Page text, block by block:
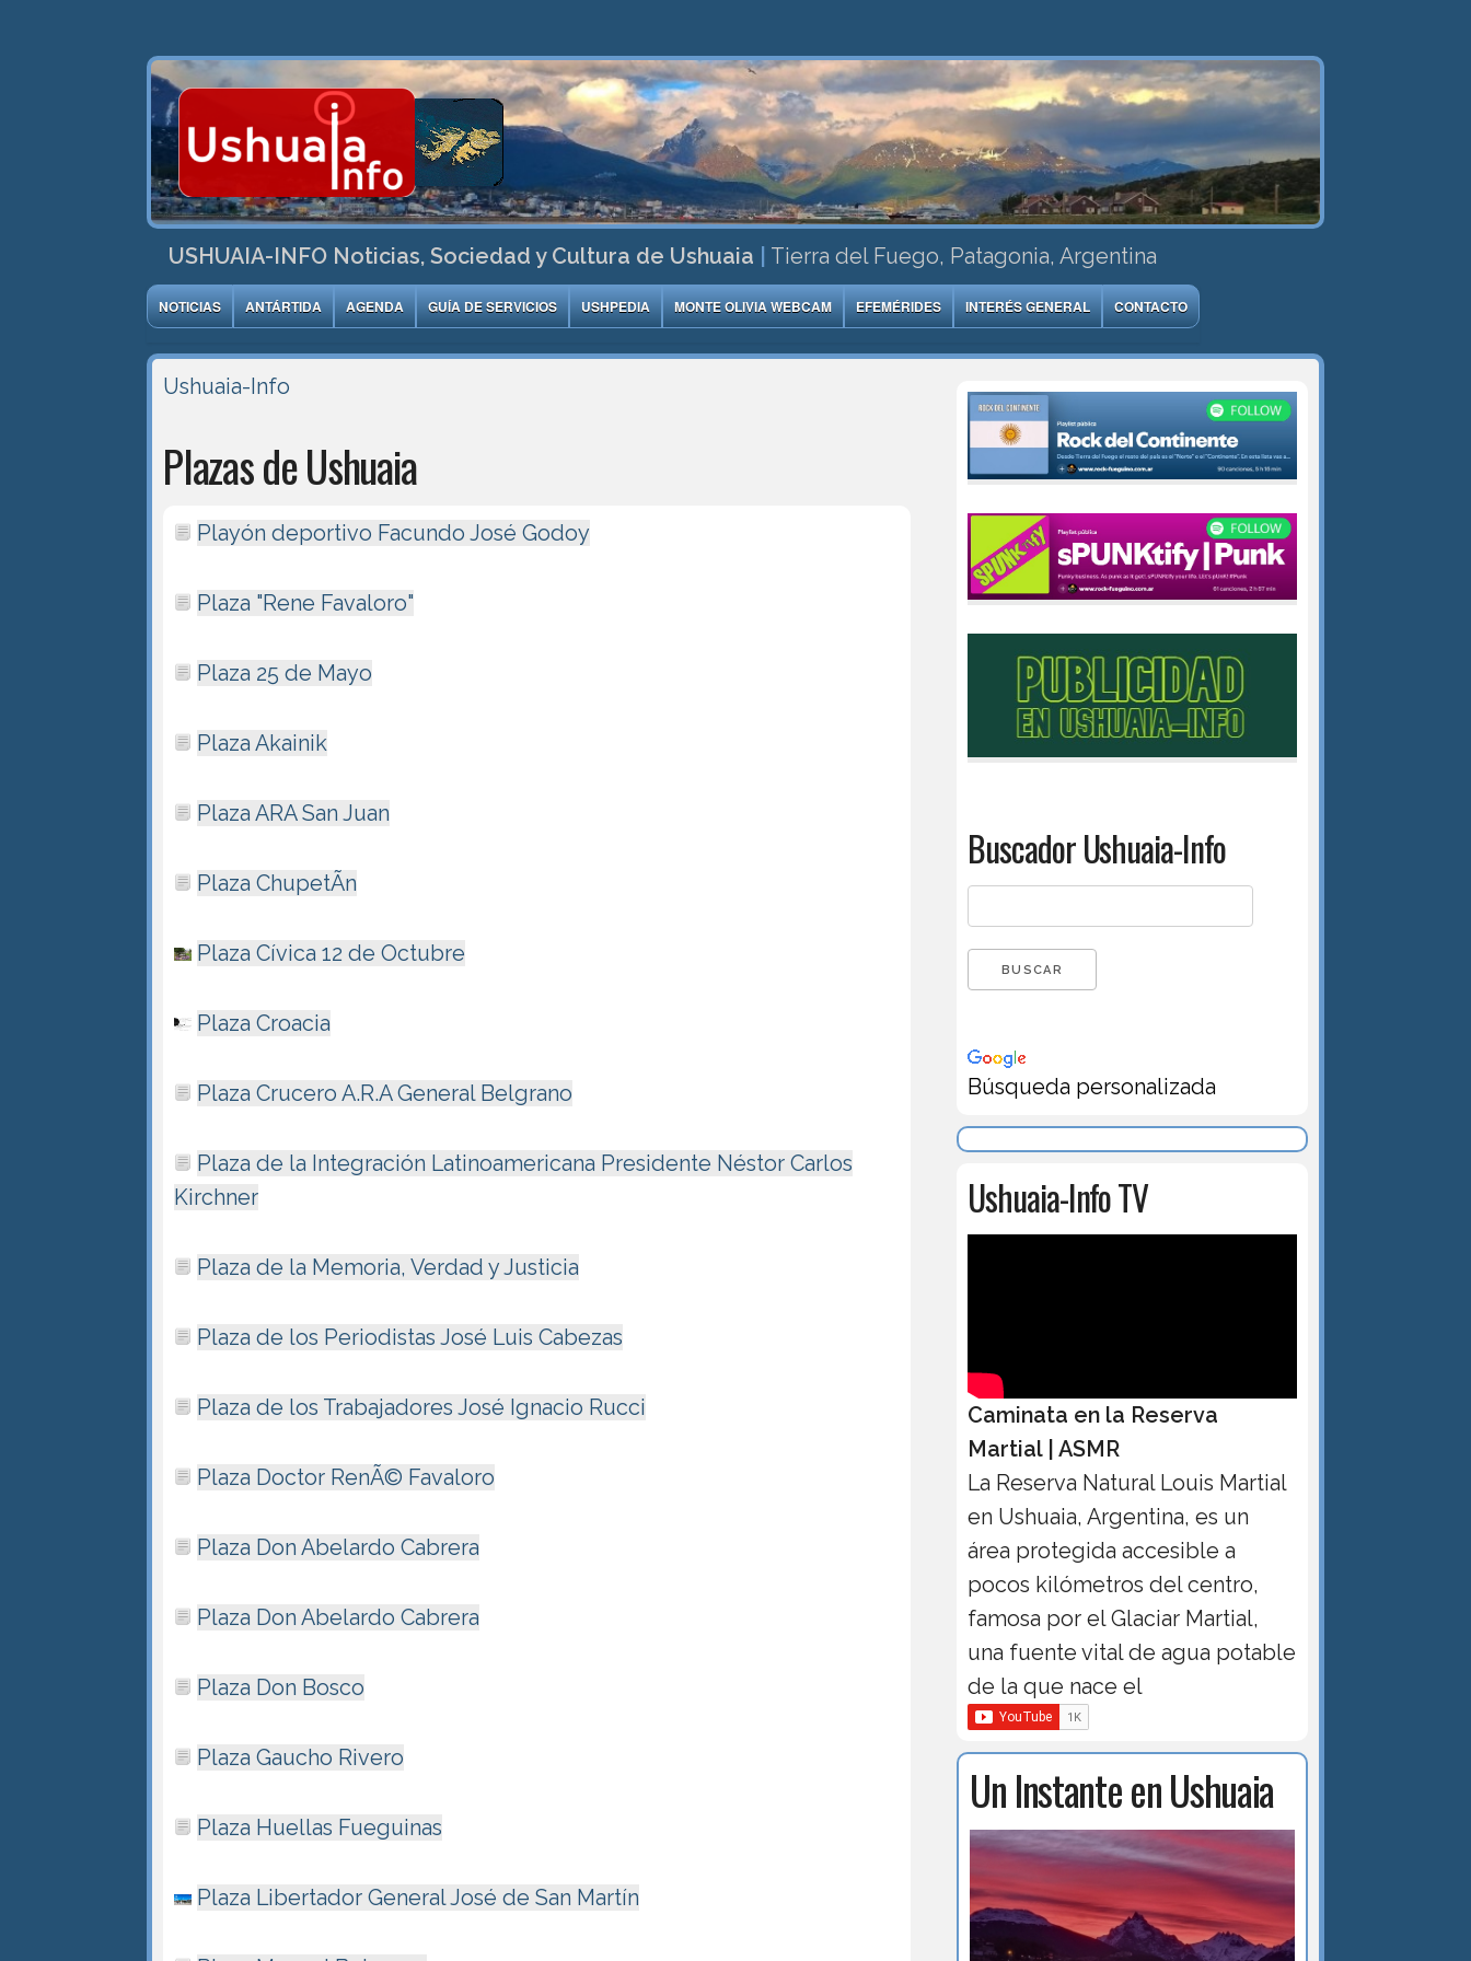
USHUAIA-INFO Noticias, Sociedad y Cultura de Ushuaia Tierra del Fuego, Patagonia, Argentina
NOTICIAS ANTÁRTIDA AGENDA GUÍA DE SERVICIOS USHPEDIA MONTE OLIVIA WEBCAM EFEMÉRIDES INTERÉS GENERAL CONTACTO
Ushuaia-Info
Plazas de Ushuaia
Playón deportivo Facundo José Godoy
Plaza "Rene Favaloro"
Plaza 25 de Mayo
Plaza Akainik
Plaza ARA San Juan
Plaza ChupetÃ­n
Plaza Cí­vica 12 de Octubre
Plaza Croacia
Plaza Crucero A.R.A General Belgrano
Plaza de la Integración Latinoamericana Presidente Néstor Carlos
Kirchner
Plaza de la Memoria, Verdad y Justicia
Plaza de los Periodistas José Luis Cabezas
Plaza de los Trabajadores José Ignacio Rucci
Plaza Doctor RenÃ© Favaloro
Plaza Don Abelardo Cabrera
Plaza Don Abelardo Cabrera
Plaza Don Bosco
Plaza Gaucho Rivero
Plaza Huellas Fueguinas
Plaza Libertador General José de San Martín
Buscador Ushuaia-Info
Búsqueda personalizada
Ushuaia-Info TV
Caminata en la Reserva
Martial | ASMR
La Reserva Natural Louis Martial
en Ushuaia, Argentina, es un
área protegida accesible a
pocos kilómetros del centro,
famosa por el Glaciar Martial,
una fuente vital de agua potable
de la que nace el
Un Instante en Ushuaia